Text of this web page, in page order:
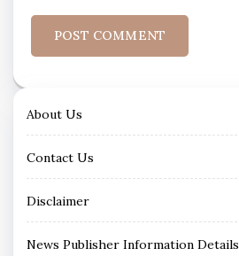
About Us
Contact Us
Disclaimer
News Publisher Information Details